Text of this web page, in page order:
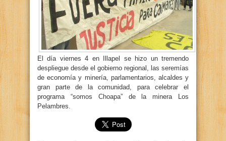
El día viernes 4 en Illapel se hizo un tremendo
despliegue desde el gobierno regional, las seremías
de economía y minería, parlamentarios, alcaldes y
gran parte de la comunidad, para celebrar el
programa “somos Choapa” de la minera Los
Pelambres.